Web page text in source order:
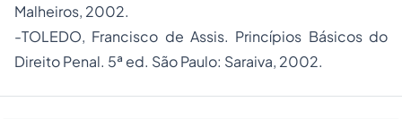
Malheiros, 2002.
-TOLEDO, Francisco de Assis. Princípios Básicos do
Direito Penal. 5ª ed. São Paulo: Saraiva, 2002.